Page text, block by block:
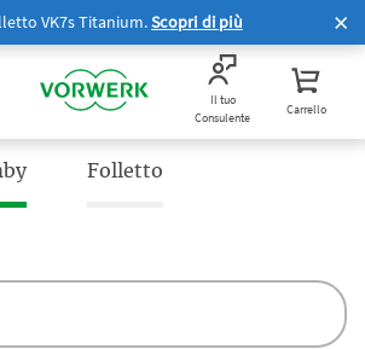
VK7s Titanium.Scopri di più
Il tuo
Consulente
Carrello
Folletto